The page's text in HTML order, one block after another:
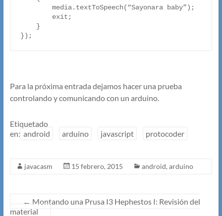
});
Para la próxima entrada dejamos hacer una prueba
controlando y comunicando con un arduino.
Etiquetado
en: android arduino javascript protocoder
javacasm 15 febrero, 2015 android,arduino
← Montando una Prusa I3 Hephestos I: Revisión del
material